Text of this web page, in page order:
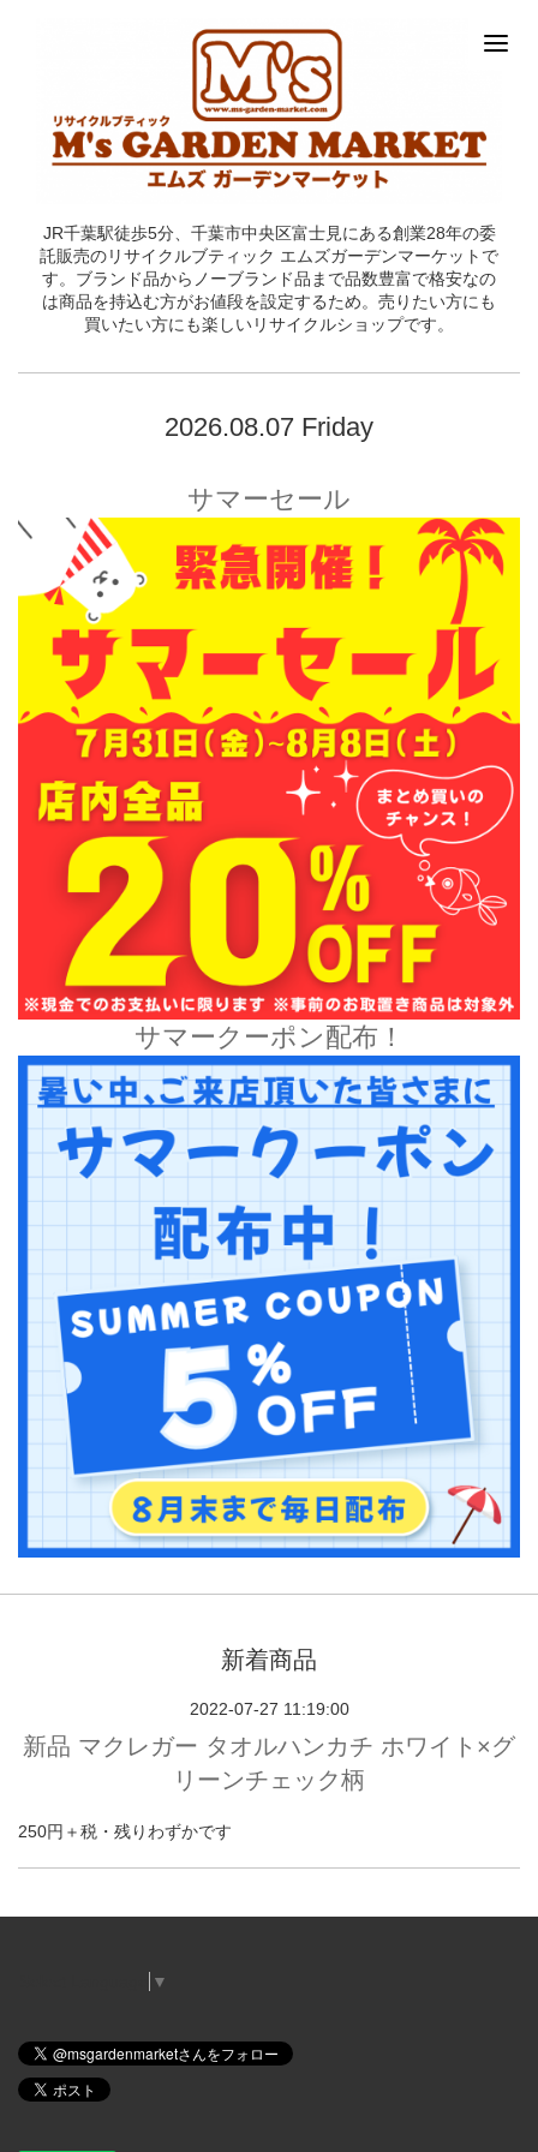
JR千葉駅徒歩5分、千葉市中央区富士見にある創業28年の委
託販売のリサイクルブティック エムズガーデンマーケットで
す。ブランド品からノーブランド品まで品数豊富で格安なの
は商品を持込む方がお値段を設定するため。売りたい方にも
買いたい方にも楽しいリサイクルショップです。
2026.08.07 Friday
サマーセール
サマークーポン配布！
新着商品
2022-07-27 11:19:00
新品 マクレガー タオルハンカチ ホワイト×グ
リーンチェック柄
250円＋税・残りわずかです
▼